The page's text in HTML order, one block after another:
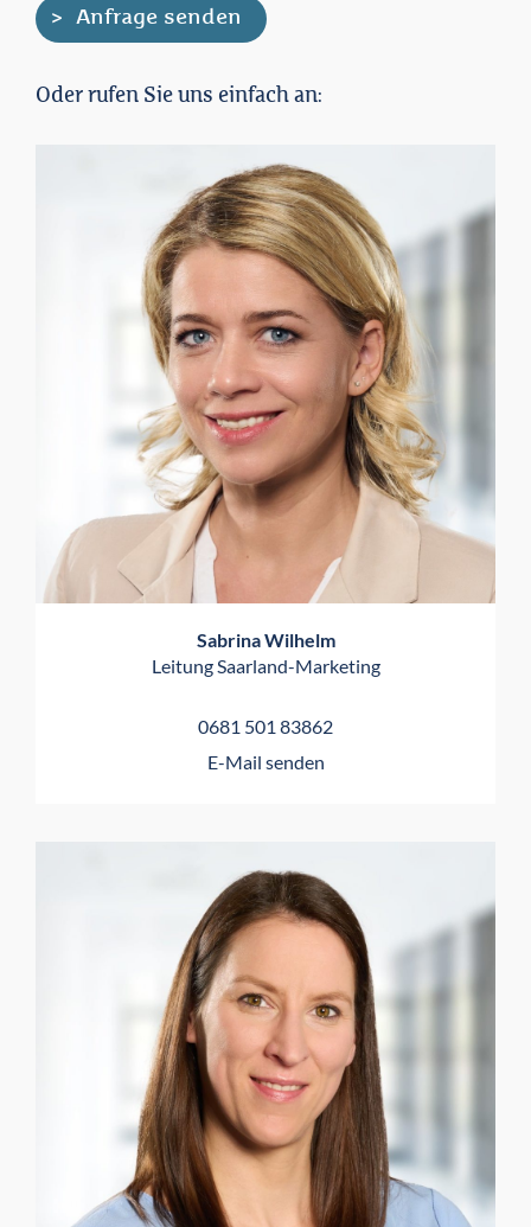
Oder rufen Sie uns einfach an:
Sabrina Wilhelm
Leitung Saarland-Marketing
0681 501 83862
E-Mail senden